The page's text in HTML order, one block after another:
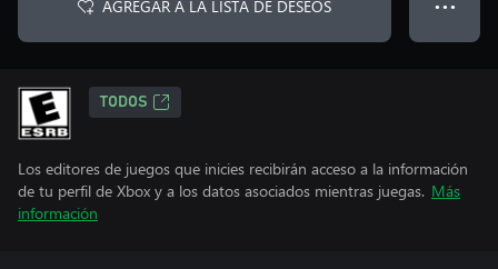
AGREGAR A LA LISTA DE DESEOS ● ● ●
TODOS
Los editores de juegos que inicies recibirán acceso a la información
de tu perfil de Xbox y a los datos asociados mientras juegas. Más
información